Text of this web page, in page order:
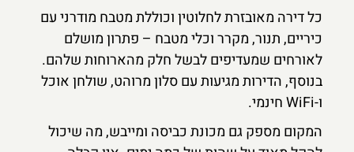
כל דירה מאובזרת לחלוטין וכוללת מטבח מודרני עם
כיריים, תנור, מקרר וכלי מטבח – פתרון מושלם
לאורחים שמעדיפים לבשל חלק מהארוחות שלהם.
בנוסף, הדירות מגיעות עם סלון מרוהט, שולחן אוכל
ו-WiFi חינמי.
המקום מספק גם מכונת כביסה ומייבש, מה שיכול